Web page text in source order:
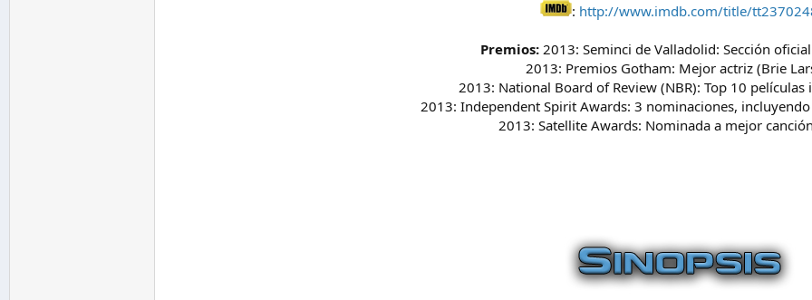
: http://www.imdb.com/title/
Premios: 2013: Seminci de Valladolid: Sección
2013: Premios Gotham: Mejor actriz (Brie
2013: National Board of Review (NBR): Top 10 películas
2013: Independent Spirit Awards: 3 nominaciones,
2013: Satellite Awards: Nominada a mejor